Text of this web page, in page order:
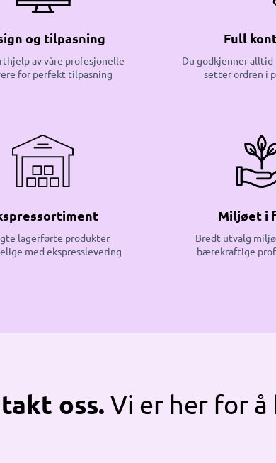
og tilpasning
av våre profesjonelle
for perfekt tilpasning
Full
Du godkjenner
setter ordren i
lagerførte produkter
med ekspresslevering
Miljøet i
Bredt utvalg
bærekraftige
oss. Vi er her for å